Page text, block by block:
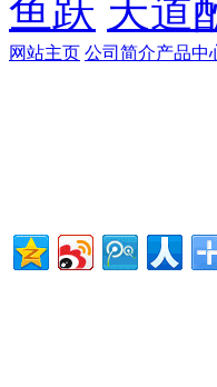
鱼跃 天道
网站主页 公司简介产品中